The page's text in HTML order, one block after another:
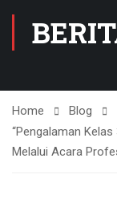
Home Blog
“Pengalaman
Melalui Acara